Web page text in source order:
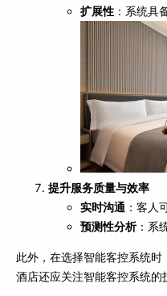
扩展性 ：系统具
提升服务质量与效率
实时沟通 ：客人
预测性分析：系
此外，在选择智能客控系统
酒店还应关注智能客控系统的